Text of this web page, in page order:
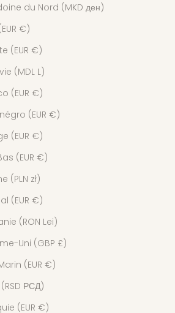
du Nord (MKD ден)
€)
(EUR €)
(MDL L)
(EUR €)
(EUR €)
(EUR €)
(EUR €)
(PLN zł)
(EUR €)
(RON Lei)
Uni (GBP £)
(EUR €)
РСД)
(EUR €)